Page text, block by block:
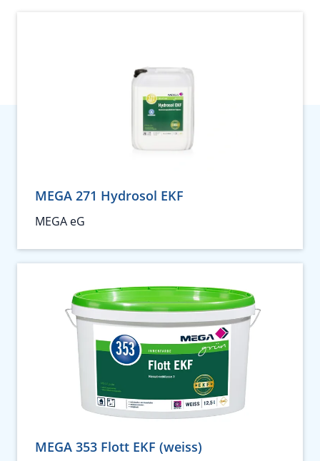
MEGA 271 Hydrosol EKF
MEGA eG
MEGA 353 Flott EKF (weiss)